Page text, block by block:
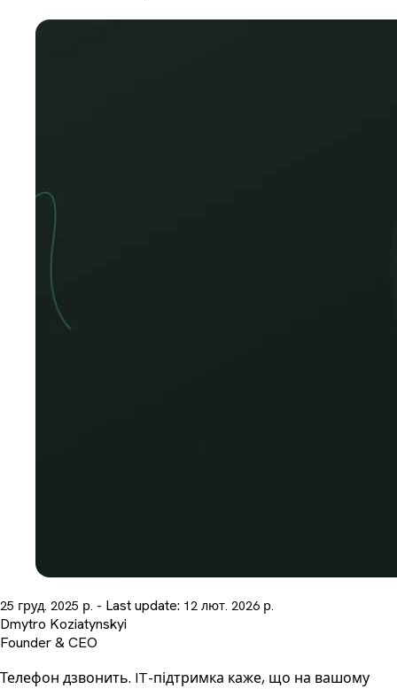
25 груд. 2025 р. - Last update: 12 лют. 2026 р.
Dmytro Koziatynskyi
Founder & CEO
Телефон дзвонить. IT-підтримка каже, що на вашому